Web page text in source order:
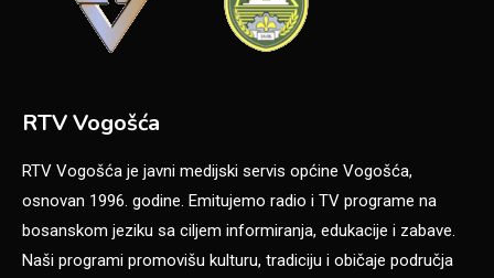
RTV Vogošća
RTV Vogošća je javni medijski servis općine Vogošća,
osnovan 1996. godine. Emitujemo radio i TV programe na
bosanskom jeziku sa ciljem informiranja, edukacije i zabave.
Naši programi promovišu kulturu, tradiciju i običaje područja